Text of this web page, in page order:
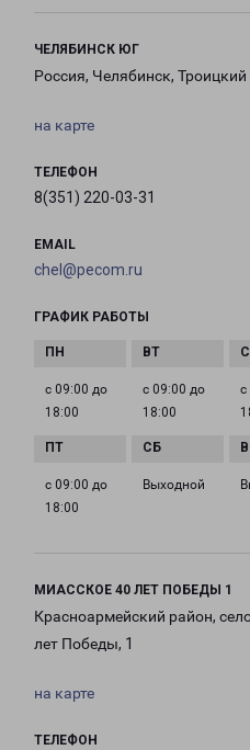
ЧЕЛЯБИНСК ЮГ
Россия, Челябинск, Троицкий
на карте
ТЕЛЕФОН
8(351) 220-03-31
EMAIL
chel@pecom.ru
ГРАФИК РАБОТЫ
с 09:00 до
18:00
с 09:00 до
18:00
с
с 09:00 до
18:00
Выходной
МИАССКОЕ 40 ЛЕТ ПОБЕДЫ 1
Красноармейский район,
лет Победы, 1
на карте
ТЕЛЕФОН